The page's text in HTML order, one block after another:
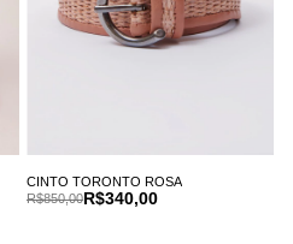
CINTO TORONTO ROSA
R$340,00
R$850,00